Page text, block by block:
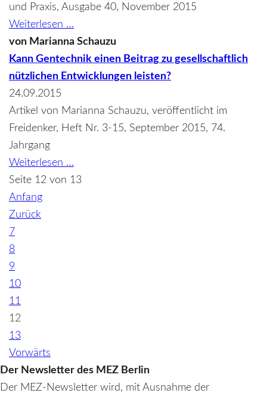
und Praxis, Ausgabe 40, November 2015
Weiterlesen …
Bedeutung
der
Nation
eine
revolutionäre
von Marianna Schauzu
Kann Gentechnik einen Beitrag zu gesellschaftlich
nützlichen Entwicklungen leisten?
24.09.2015
Artikel von Marianna Schauzu, veröffentlicht im
Freidenker, Heft Nr. 3-15, September 2015, 74.
Jahrgang
Weiterlesen …
Gentechnik
Seite 12 von 13
Anfang
Zurück
7
8
9
10
11
12
13
Vorwärts
Der Newsletter des MEZ Berlin
Der MEZ-Newsletter wird, mit Ausnahme der